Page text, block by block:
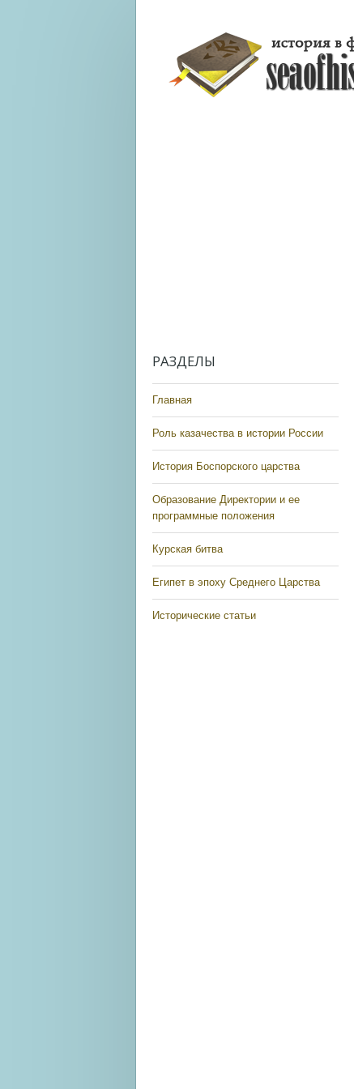
РАЗДЕЛЫ
Главная
Роль казачества в истории России
История Боспорского царства
Образование Директории и ее
программные положения
Курская битва
Египет в эпоху Среднего Царства
Исторические статьи